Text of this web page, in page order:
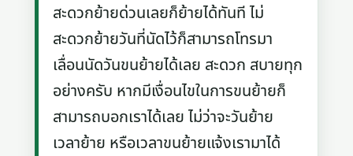
สะดวกย้ายด่วนเลยก็ย้ายได้ทันที ไม่
สะดวกย้ายวันที่นัดไว้ก็สามารถโทรมา
เลื่อนนัดวันขนย้ายได้เลย สะดวก สบายทุก
อย่างครับ หากมีเงื่อนไขในการขนย้ายก็
สามารถบอกเราได้เลย ไม่ว่าจะวันย้าย
เวลาย้าย หรือเวลาขนย้ายแจ้งเรามาได้